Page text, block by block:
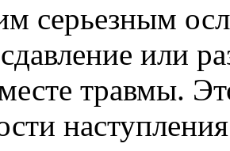
серьезным
сдавление или
травмы.